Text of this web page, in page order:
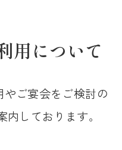
用について
やご宴会をご検討の
内しております。